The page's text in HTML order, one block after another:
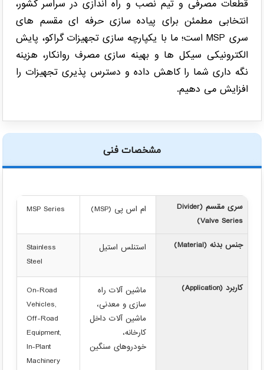
قطعات مصرفی و تیم نصب و راه اندازی در سراسر کشور،
انتخابی مطمئن برای پیاده سازی حرفه ای مقسم های
سری MSP است؛ ما با یکپارچه سازی تجهیزات گراکو، پایش
الکترونیکی سیکل ها و بهینه سازی مصرف روانکار، هزینه
نگه داری شما را کاهش داده و دسترس پذیری تجهیزات را
افزایش می دهیم.
مشخصات فنی
سری مقسم (Divider
Valve Series)
ام اس پی (MSP) MSP Series
جنس بدنه (Material) استنلس استیل
Stainless
Steel
کاربرد (Application)
ماشین آلات راه
سازی و معدنی،
ماشین آلات داخل
کارخانه،
خودروهای سنگین
On-Road
Vehicles,
Off-Road
Equipment,
In-Plant
Machinery